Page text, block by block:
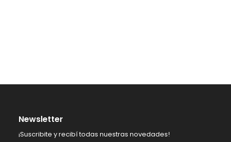
Newsletter
¡Suscribite y recibí todas nuestras novedades!